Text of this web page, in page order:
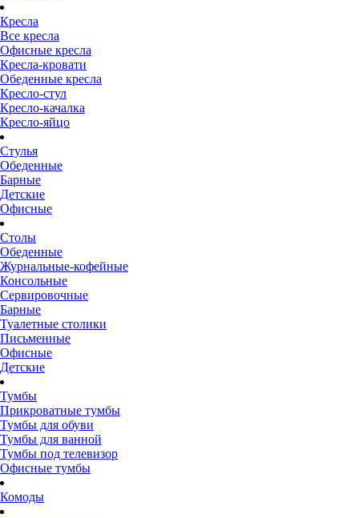
Кресла
Все кресла
Офисные кресла
Кресла-кровати
Обеденные кресла
Кресло-стул
Кресло-качалка
Кресло-яйцо
Стулья
Обеденные
Барные
Детские
Офисные
Столы
Обеденные
Журнальные-кофейные
Консольные
Сервировочные
Барные
Туалетные столики
Письменные
Офисные
Детские
Тумбы
Прикроватные тумбы
Тумбы для обуви
Тумбы для ванной
Тумбы под телевизор
Офисные тумбы
Комоды